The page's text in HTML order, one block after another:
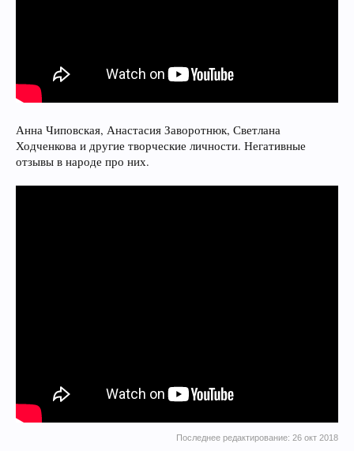
Анна Чиповская, Анастасия Заворотнюк, Светлана
Ходченкова и другие творческие личности. Негативные
отзывы в народе про них.
Последнее редактирование: 26 окт 2018